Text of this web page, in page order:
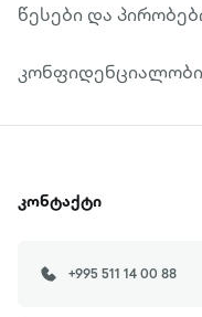
როგორიცაა,
წესები და
კონტაქტი
+995 511 14 00 88